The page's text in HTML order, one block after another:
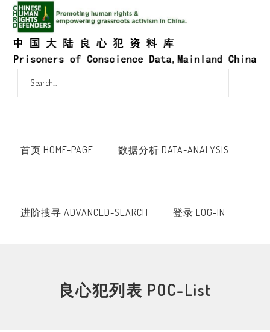
首页 HOME-PAGE 数据分析 DATA-ANALYSIS
进阶搜寻 ADVANCED-SEARCH 登录 LOG-IN
良心犯列表 POC-List